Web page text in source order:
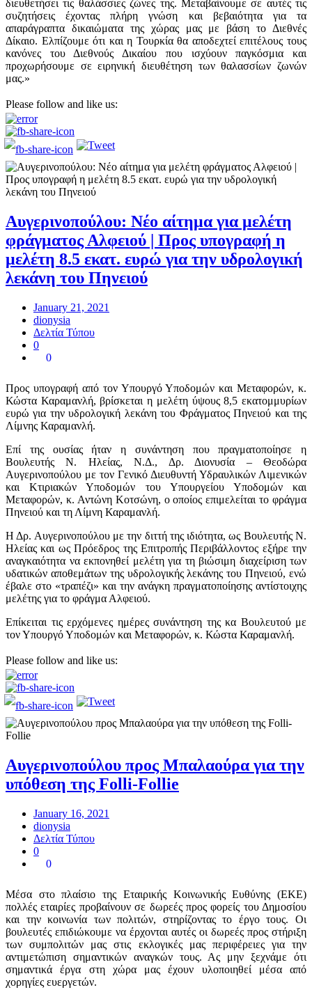
διευθετήσει τις θαλάσσιες ζώνες της. Μεταβαίνουμε σε αυτές τις
συζητήσεις έχοντας πλήρη γνώση και βεβαιότητα για τα
απαράγραπτα δικαιώματα της χώρας μας με βάση το Διεθνές
Δίκαιο. Ελπίζουμε ότι και η Τουρκία θα αποδεχτεί επιτέλους τους
κανόνες του Διεθνούς Δικαίου που ισχύουν παγκόσμια και
προχωρήσουμε σε ειρηνική διευθέτηση των θαλασσίων ζωνών
μας.»
Please follow and like us:
Αυγερινοπούλου: Νέο αίτημα για μελέτη
φράγματος Αλφειού | Προς υπογραφή η
μελέτη 8.5 εκατ. ευρώ για την υδρολογική
λεκάνη του Πηνειού
January 21, 2021
dionysia
Δελτία Τύπου
0
0
Προς υπογραφή από τον Υπουργό Υποδομών και Μεταφορών, κ.
Κώστα Καραμανλή, βρίσκεται η μελέτη ύψους 8,5 εκατομμυρίων
ευρώ για την υδρολογική λεκάνη του Φράγματος Πηνειού και της
Λίμνης Καραμανλή.
Επί της ουσίας ήταν η συνάντηση που πραγματοποίησε η
Βουλευτής Ν. Ηλείας, Ν.Δ., Δρ. Διονυσία – Θεοδώρα
Αυγερινοπούλου με τον Γενικό Διευθυντή Υδραυλικών Λιμενικών
και Κτιριακών Υποδομών του Υπουργείου Υποδομών και
Μεταφορών, κ. Αντώνη Κοτσώνη, ο οποίος επιμελείται το φράγμα
Πηνειού και τη Λίμνη Καραμανλή.
Η Δρ. Αυγερινοπούλου με την διττή της ιδιότητα, ως Βουλευτής Ν.
Ηλείας και ως Πρόεδρος της Επιτροπής Περιβάλλοντος εξήρε την
αναγκαιότητα να εκπονηθεί μελέτη για τη βιώσιμη διαχείριση των
υδατικών αποθεμάτων της υδρολογικής λεκάνης του Πηνειού, ενώ
έβαλε στο «τραπέζι» και την ανάγκη πραγματοποίησης αντίστοιχης
μελέτης για το φράγμα Αλφειού.
Επίκειται τις ερχόμενες ημέρες συνάντηση της κα Βουλευτού με
τον Υπουργό Υποδομών και Μεταφορών, κ. Κώστα Καραμανλή.
Please follow and like us:
Αυγερινοπούλου προς Μπαλαούρα για την
υπόθεση της Folli-Follie
January 16, 2021
dionysia
Δελτία Τύπου
0
0
Μέσα στο πλαίσιο της Εταιρικής Κοινωνικής Ευθύνης (ΕΚΕ)
πολλές εταιρίες προβαίνουν σε δωρεές προς φορείς του Δημοσίου
και την κοινωνία των πολιτών, στηρίζοντας το έργο τους. Οι
βουλευτές επιδιώκουμε να έρχονται αυτές οι δωρεές προς στήριξη
των συμπολιτών μας στις εκλογικές μας περιφέρειες για την
αντιμετώπιση σημαντικών αναγκών τους. Ας μην ξεχνάμε ότι
σημαντικά έργα στη χώρα μας έχουν υλοποιηθεί μέσα από
χορηγίες ευεργετών.